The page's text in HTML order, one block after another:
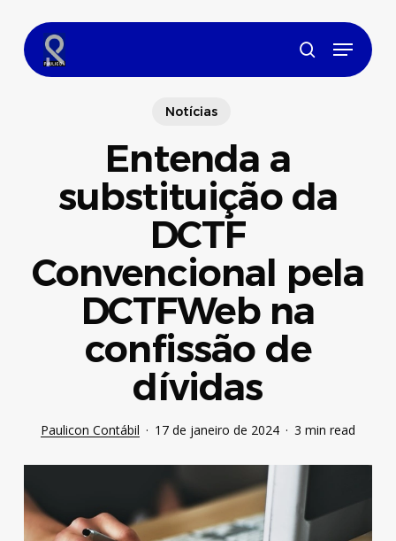
main
content
search
Menu
Notícias
Entenda a
substituição da
DCTF
Convencional pela
DCTFWeb na
confissão de
dívidas
Paulicon Contábil 17 de janeiro de 2024 3 min read